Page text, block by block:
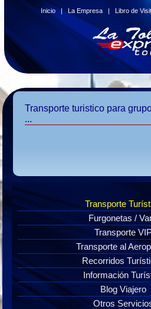
Inicio |La Empresa |Libro de
Transporte turistico para
...
Transporte
Furgonetas /
Transporte
Transporte al
Recorridos
Información
Blog Viajero
Otros